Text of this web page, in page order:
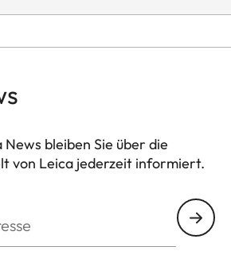
bleiben Sie über die
von Leica jederzeit informiert.